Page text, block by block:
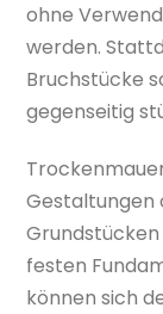
ohne
werden.
Bruchstücke
gegenseitig
Gestaltungen
festen
können sich